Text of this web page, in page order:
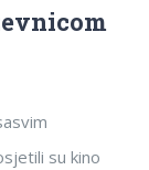
su kino